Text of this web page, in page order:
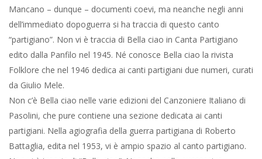
Mancano – dunque – documenti coevi, ma neanche negli anni
dell’immediato dopoguerra si ha traccia di questo canto
“partigiano”. Non vi è traccia di Bella ciao in Canta Partigiano
edito dalla Panfilo nel 1945. Né conosce Bella ciao la rivista
Folklore che nel 1946 dedica ai canti partigiani due numeri, curati
da Giulio Mele.
Non c’è Bella ciao nelle varie edizioni del Canzoniere Italiano di
Pasolini, che pure contiene una sezione dedicata ai canti
partigiani. Nella agiografia della guerra partigiana di Roberto
Battaglia, edita nel 1953, vi è ampio spazio al canto partigiano.